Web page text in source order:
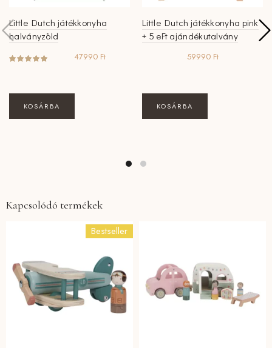
Little Dutch játékkonyha
halványzöld
47990 Ft
KOSÁRBA
Little Dutch játékkonyha pink
+ 5 eFt ajándékutalvány
59990 Ft
KOSÁRBA
Kapcsolódó termékek
Bestseller